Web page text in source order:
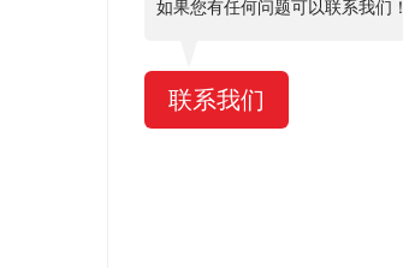
如果您有任何问题可以联系我们！
联系我们